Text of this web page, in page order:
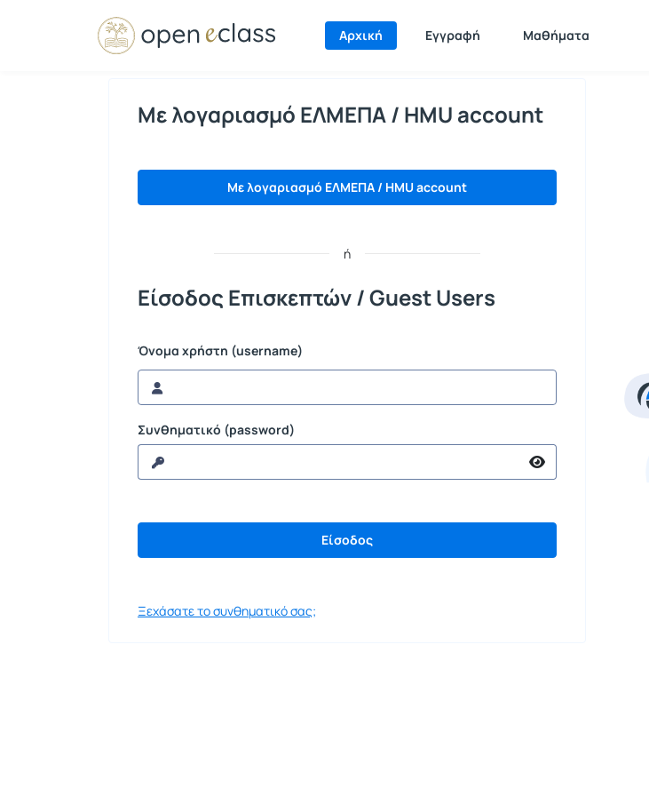
Αρχική Εγγραφή Μαθήματα
Σύνδεση
Με λογαριασμό ΕΛΜΕΠΑ / HMU account
Με λογαριασμό ΕΛΜΕΠΑ / HMU account
ή
Είσοδος Επισκεπτών / Guest Users
Όνομα χρήστη (username)
Συνθηματικό (password)
Ξεχάσατε το συνθηματικό σας;